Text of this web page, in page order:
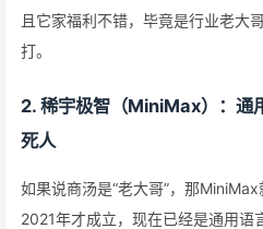
且它家福利不错，毕竟是行业老大
打。
2. 稀宇极智（MiniMax）：通
死人
如果说商汤是“老大哥”，那MiniMax
2021年才成立，现在已经是通用语